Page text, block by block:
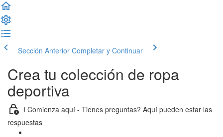
Sección Anterior Completar y Continuar
Crea tu colección de ropa
deportiva
I Comienza aquí - Tienes preguntas? Aquí pueden estar las
respuestas